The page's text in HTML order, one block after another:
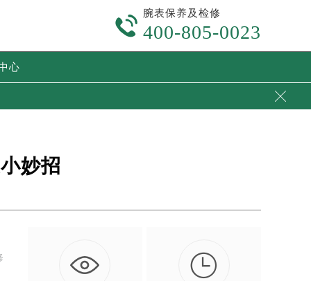

腕表保养及检修
400-805-0023
心

妙招
